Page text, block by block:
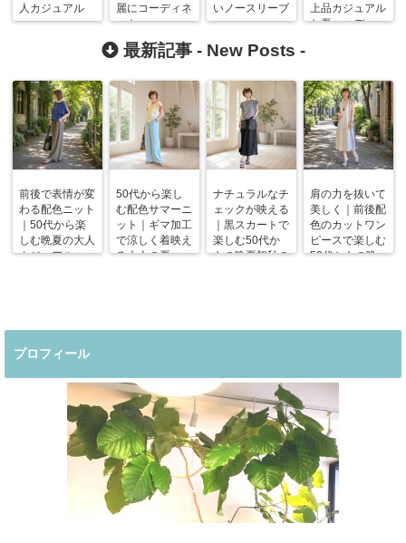
人カジュアル
麗にコーディネ
ート
いノースリーブ
上品カジュアル
な夏コーデ
最新記事 - New Posts -
前後で表情が変
わる配色ニット
｜50代から楽
しむ晩夏の大人
カジュアルコー
50代から楽し
む配色サマーニ
ット｜ギマ加工
で涼しく着映え
る大人の夏コー
ナチュラルなチ
ェックが映える
｜黒スカートで
楽しむ50代か
らの晩夏初秋の
肩の力を抜いて
美しく｜前後配
色のカットワン
ピースで楽しむ
50代からの晩
プロフィール